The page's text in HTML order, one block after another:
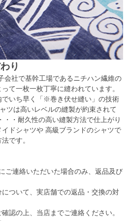
り
会社で基幹工場であるニチハン繊維の
て一枚一枚丁寧に縫われています。
でいち早く「※巻き伏せ縫い」の技術
ツは高いレベルの縫製が約束されて
・耐久性の高い縫製方法で仕上がり
ドシャツや 高級ブランドのシャツで
です。
ご連絡いただいた場合のみ、返品及び
ついて、実店舗での返品・交換の対
認の上、当店までご連絡ください。